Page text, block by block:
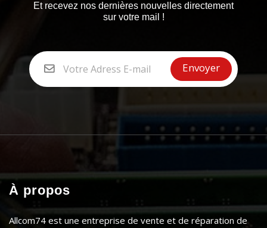
Et recevez nos dernières nouvelles directement
sur votre mail !
À propos
Allcom74 est une entreprise de vente et de réparation de